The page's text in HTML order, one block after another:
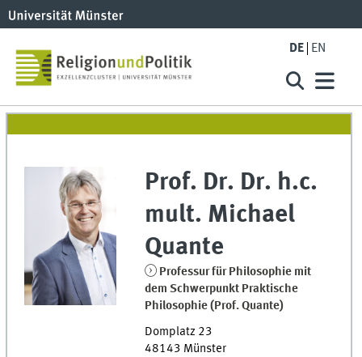
DE EN
Prof. Dr. Dr. h.c.
mult. Michael
Quante
Professur für Philosophie mit
dem Schwerpunkt Praktische
Philosophie (Prof. Quante)
Domplatz 23
48143 Münster